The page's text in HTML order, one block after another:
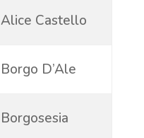
Alice Castello
Borgo D’Ale
Borgosesia